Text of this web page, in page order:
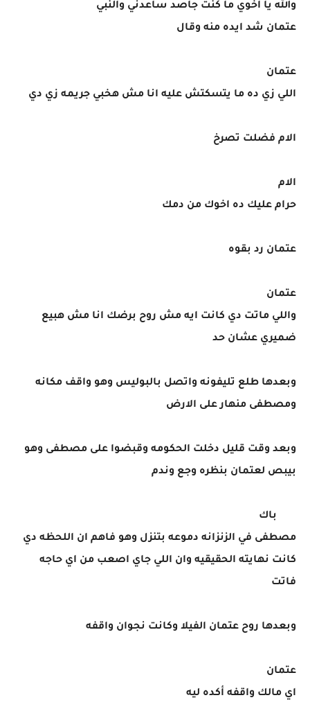
والله يا اخوي ما كنت جاصد ساعدني والنبي
عتمان شد ايده منه وقال
عتمان
اللي زي ده ما يتسكتش عليه انا مش هخبي جريمه زي دي
الام فضلت تصرخ
الام
حرام عليك ده اخوك من دمك
عتمان رد بقوه
عتمان
واللي ماتت دي كانت ايه مش روح برضك انا مش هبيع
ضميري عشان حد
وبعدها طلع تليفونه واتصل بالبوليس وهو واقف مكانه
ومصطفى منهار على الارض
وبعد وقت قليل دخلت الحكومه وقبضوا على مصطفى وهو
بيبص لعتمان بنظره وجع وندم
باك
مصطفى في الزنزانه دموعه بتنزل وهو فاهم ان اللحظه دي
كانت نهايته الحقيقيه وان اللي جاي اصعب من اي حاجه
فاتت
وبعدها روح عتمان الفيلا وكانت نجوان واقفه
عتمان
اي مالك واقفه أكده ليه